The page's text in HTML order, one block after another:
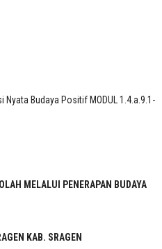
Nyata Budaya Positif MODUL 1.4.a.9.1-
MELALUI PENERAPAN BUDAYA
KAB. SRAGEN